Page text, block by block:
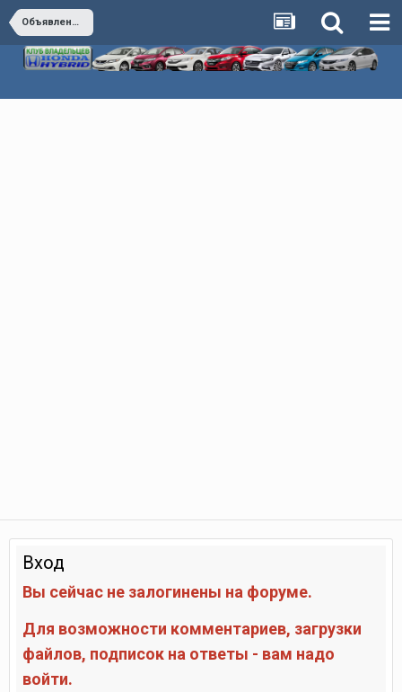
Объявления по оказанию каких либо услуг в РФ, КЗ
Вход
Вы сейчас не залогинены на форуме.
Для возможности комментариев, загрузки
файлов, подписок на ответы - вам надо
войти.